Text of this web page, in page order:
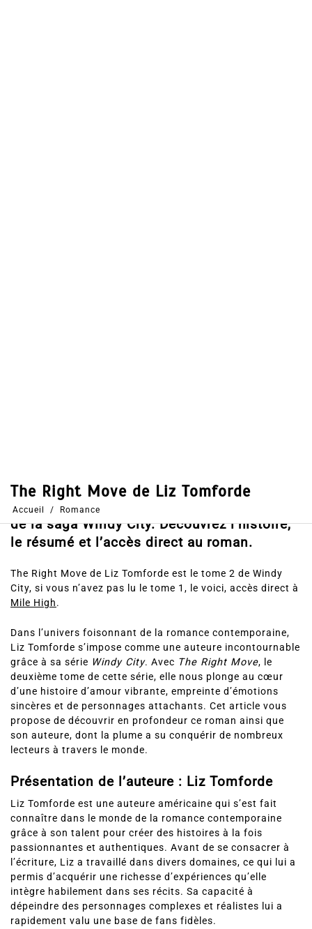
The Right Move de Liz Tomforde, le tome 2
de la saga Windy City. Découvrez l’histoire,
The Right Move de Liz Tomforde est le tome 2 de Windy
City, si vous n’avez pas lu le tome 1, le voici, accès direct à
Dans l’univers foisonnant de la romance contemporaine,
Liz Tomforde s’impose comme une auteure incontournable
grâce à sa sérieWindy City. Avec The Right Move , le
deuxième tome de cette série, elle nous plonge au cœur
d’une histoire d’amour vibrante, empreinte d’émotions
sincères et de personnages attachants. Cet article vous
propose de découvrir en profondeur ce roman ainsi que
son auteure, dont la plume a su conquérir de nombreux
Liz Tomforde est une auteure américaine qui s’est fait
connaître dans le monde de la romance contemporaine
grâce à son talent pour créer des histoires à la fois
passionnantes et authentiques. Avant de se consacrer à
l’écriture, Liz a travaillé dans divers domaines, ce qui lui a
permis d’acquérir une richesse d’expériences qu’elle
intègre habilement dans ses récits. Sa capacité à
dépeindre des personnages complexes et réalistes lui a